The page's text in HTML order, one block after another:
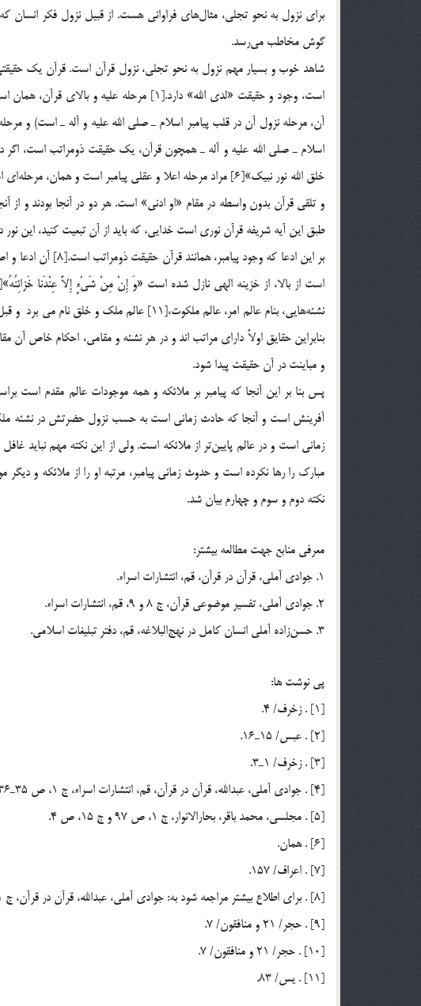
براي نزول به نحو تجلي، مثال‌هاي فراواني هست. از قبيل نزول فكر انسان
گوش مخاطب مي‌رسد.
شاهد خوب و بسيار مهم نزول به نحو تجلي، نزول قرآن است. قرآن يك
خلق الله نور نبيك»[6] مراد مرحله اعلا و عقلي پيامبر است و
طبق اين آيه شريفه قرآن نوري است خدايي، كه بايد از آن تبعيت كنيد، اين
بر اين ادعا كه وجود
نشئه‌هايي، بنام عالم امر، عالم ملكوت،[11]
بنابراين حقايق اولاً داراي مراتب اند و در هر نشئه و مقامي، احكام خاص آن
و مباينت در آن حقيقت پيدا شود.
پس بنا بر اين آنجا كه پيامبر بر ملائكه و همه موجودات عالم مقدم
آفرينش است و آنجا كه حادث زماني است به حسب نزول حضرتش در نشئه
زماني است و در عالم پايين‌تر از ملائكه است. ولي از اين نكته مهم نبايد
مبارك را رها نكرده است و حدوث زماني پيامبر، مرتبه او را از ملائكه و
نكته دوم و سوم و چهارم بيان شد.
معرفي منابع جهت مطالعه بيشتر:
1. جوادي آملي، قرآن در قرآن، قم، انتشارات اسراء.
2. جوادي آملي، تفسير موضوعي قرآن، ج 8 و 9، قم، انتشارات اسراء.
3. حسن‌زاده آملي انسان كامل در نهج‌البلاغه، قم، دفتر تبليغات اسلامي.
پي نوشت ها:
[1] . زخرف/ 4.
[2] . عبس/ 15ـ16.
[3] . زخرف/ 1ـ3.
[4] . جوادي آملي، عبدالله، قرآن در قرآن، قم، انتشارات اسراء، ج 1، ص 35ـ36، و صص 44 ـ 48.
[5] . مجلسي، محمد باقر، بحارالانوار، ج 1، ص 97 و ج 15، ص 4.
[6] . همان.
[7] . اعراف/ 157.
[8] . براي اطلاع بيشتر مراجعه شود به: جوادي آملي، عبدالله، قرآن در قرآن، ج 1، ص 39 ـ 44.
[9] . حجر/ 21 و منافقون/ 7.
[10] . حجر/ 21 و منافقون/ 7.
[11] . يس/ 83.